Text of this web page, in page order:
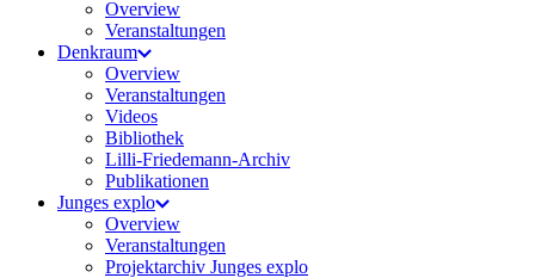
Overview
Veranstaltungen
Denkraum
Overview
Veranstaltungen
Videos
Bibliothek
Lilli-Friedemann-Archiv
Publikationen
Junges explo
Overview
Veranstaltungen
Projektarchiv Junges explo